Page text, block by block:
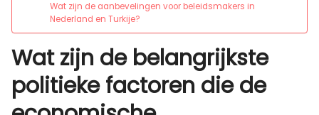
Wat zijn de aanbevelingen voor beleidsmakers in
Nederland en Turkije?
Wat zijn de belangrijkste
politieke factoren die de